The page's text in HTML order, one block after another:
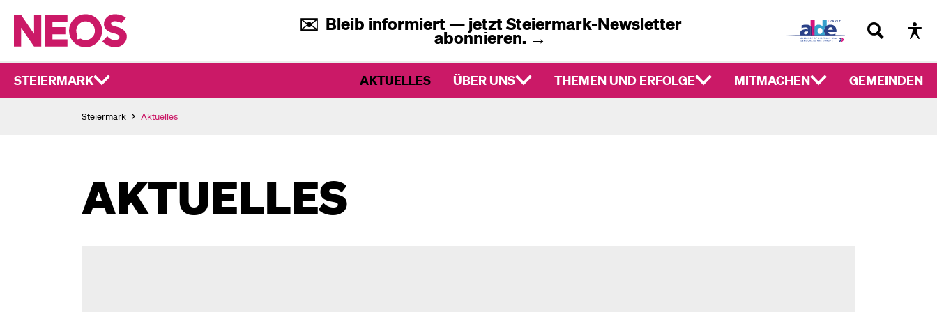
✉️ Bleib informiert — jetztSteiermark-Newsletter
abonnieren.→
STEIERMARK AKTUELLES ÜBER UNS THEMEN UND ERFOLGE MITMACHEN GEMEINDEN
Steiermark Aktuelles
AKTUELLES